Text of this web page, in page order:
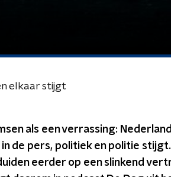
elkaar stijgt
als een verrassing:
de pers, politiek en politie
eerder op een slinkend